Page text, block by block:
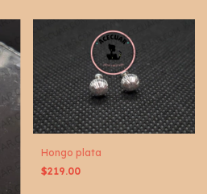
Hongo plata
$219.00